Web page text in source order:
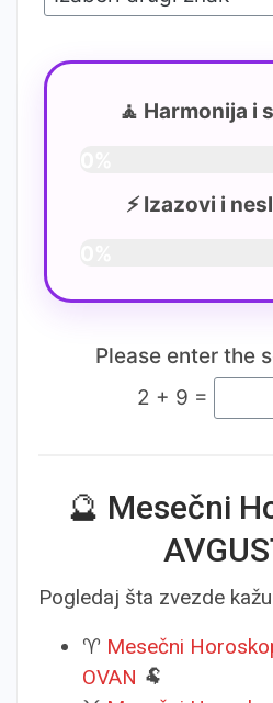
🧘 Harmonija i
⚡ Izazovi i
Please enter the
2 + 9 =
🔮 Mesečni
Pogledaj šta zvezde
♈ Mesečni
OVAN 🐏